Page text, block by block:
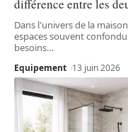
différence entre les
Dans l'univers de la
espaces souvent
besoins…
Equipement 13 juin 2026